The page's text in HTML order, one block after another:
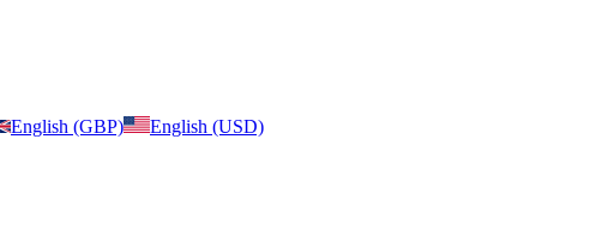
English (GBP)
English (USD)